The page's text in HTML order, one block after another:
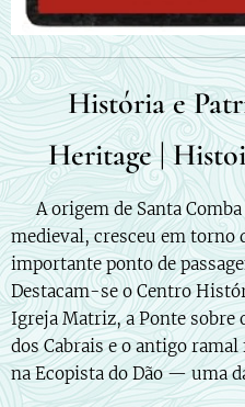
🏛️ História e
Heritage |
🇵🇹 A origem de Santa
medieval, cresceu em
importante ponto de
Destacam-se o Centro
Igreja Matriz, a Ponte sobre
dos Cabrais e o antigo
na Ecopista do Dão — uma